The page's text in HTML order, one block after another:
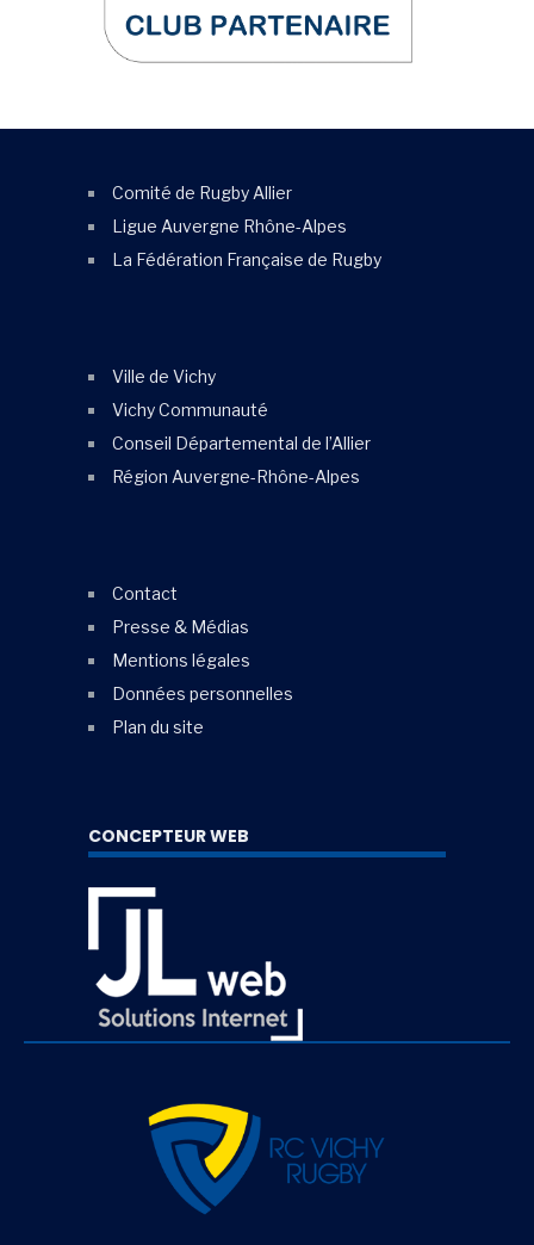
Comité de Rugby Allier
Ligue Auvergne Rhône-Alpes
La Fédération Française de Rugby
Ville de Vichy
Vichy Communauté
Conseil Départemental de l’Allier
Région Auvergne-Rhône-Alpes
Contact
Presse & Médias
Mentions légales
Données personnelles
Plan du site
CONCEPTEUR WEB